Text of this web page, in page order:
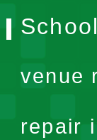
venue
repair